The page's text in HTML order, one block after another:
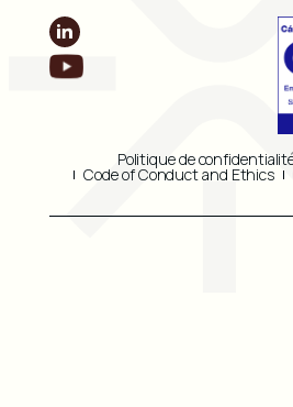
Politique de
Code of Conduct and Ethics